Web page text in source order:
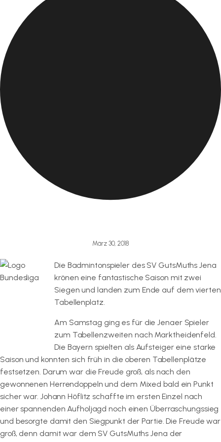
März 30, 2018
Die Badmintonspieler des SV GutsMuths Jena
krönen eine fantastische Saison mit zwei
Siegen und landen zum Ende auf dem vierten
Tabellenplatz.
Am Samstag ging es für die Jenaer Spieler
zum Tabellenzweiten nach Marktheidenfeld.
Die Bayern spielten als Aufsteiger eine starke
Saison und konnten sich früh in die oberen Tabellenplätze
festsetzen. Darum war die Freude groß, als nach den
gewonnenen Herrendoppeln und dem Mixed bald ein Punkt
sicher war. Johann Höflitz schaffte im ersten Einzel nach
einer spannenden Aufholjagd noch einen Überraschungssieg
und besorgte damit den Siegpunkt der Partie. Die Freude war
groß, denn damit war dem SV GutsMuths Jena der